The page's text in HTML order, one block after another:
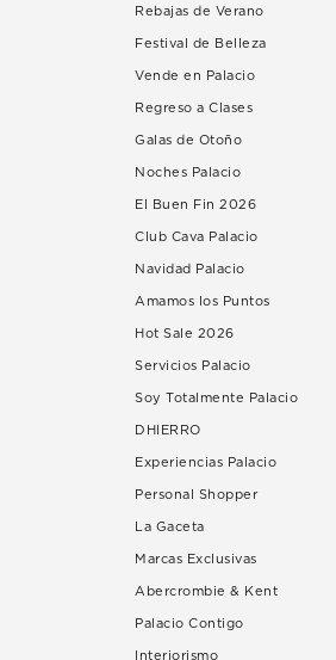
Rebajas de Verano
Festival de Belleza
Vende en Palacio
Regreso a Clases
Galas de Otoño
Noches Palacio
El Buen Fin 2026
Club Cava Palacio
Navidad Palacio
Amamos los Puntos
Hot Sale 2026
Servicios Palacio
Soy Totalmente Palacio
DHIERRO
Experiencias Palacio
Personal Shopper
La Gaceta
Marcas Exclusivas
Abercrombie & Kent
Palacio Contigo
Interiorismo